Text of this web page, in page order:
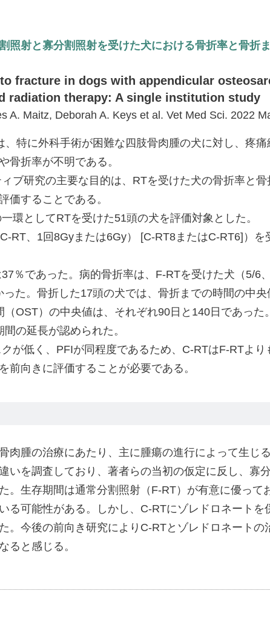
照射と寡分割照射を受けた犬における骨折率と骨折
fracture in dogs with appendicular
radiation therapy: A single institution study
A. Maitz, Deborah A. Keys et al. Vet Med Sci. 2022
、特に外科手術が困難な四肢骨肉腫の犬に対し、疼
骨折率が不明である。
ブ研究の主要な目的は、RTを受けた犬の骨折率と
価することである。
環としてRTを受けた51頭の犬を評価対象とした。
RT、1回8Gyまたは6Gy） [C-RT8またはC-RT6]）
％であった。病的骨折率は、F-RTを受けた犬（5/6
った。骨折した17頭の犬では、骨折までの時間の中
（OST）の中央値は、それぞれ90日と140日であっ
の延長が認められた。
が低く、PFIが同程度であるため、C-RTはF-RTよ
前向きに評価することが必要である。
肉腫の治療にあたり、主に腫瘍の進行によって生じ
いを調査しており、著者らの当初の仮定に反し、寡
。生存期間は通常分割照射（F-RT）が有意に優っ
る可能性がある。しかし、C-RTにゾレドロネート
。今後の前向き研究によりC-RTとゾレドロネート
ると感じる。